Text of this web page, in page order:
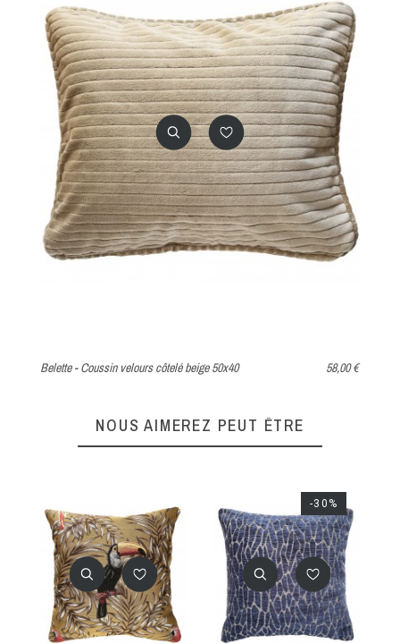
Belette - Coussin velours côtelé beige 50x40 58,00 €
NOUS AIMEREZ PEUT ÊTRE
-30%